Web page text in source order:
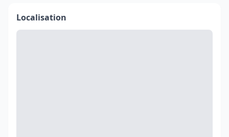
Localisation